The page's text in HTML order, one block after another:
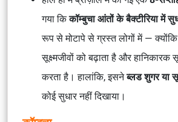
गया किकॉम्बुचा आंतों के बैक्टीरिया में
रूप से मोटापे से ग्रस्त लोगों में —
सूक्ष्मजीवों को बढ़ाता है और हानिकारक
करता है। हालांकि, इसनेब्लड शुगर
कोई सुधार नहीं दिखाया।